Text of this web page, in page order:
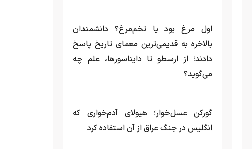
اول مرغ بود یا تخم‌مرغ؟ دانشمندان
بالاخره به قدیمی‌ترین معمای تاریخ پاسخ
دادند؛ از ارسطو تا دایناسورها، علم چه
می‌گوید؟
گورکن عسل‌خوار؛ هیولای آدم‌خواری که
انگلیس در جنگ عراق از آن استفاده کرد